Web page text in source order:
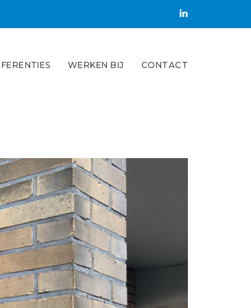
LinkedIN
WERKEN BIJ CONTACT